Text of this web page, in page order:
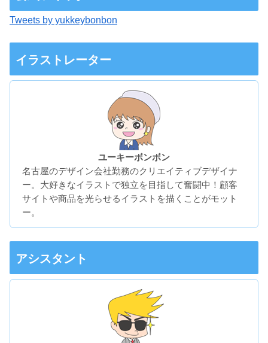
Tweets by yukkeybonbon
イラストレーター
ユーキーボンボン
名古屋のデザイン会社勤務のクリエイティブデザイナ
ー。大好きなイラストで独立を目指して奮闘中！顧客
サイトや商品を光らせるイラストを描くことがモット
ー。
アシスタント